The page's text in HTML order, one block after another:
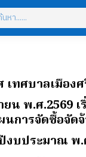
เทศบาลเมือง
น พ.ศ.2569
นการจัดซื้อจัด
งบประมาณ พ.